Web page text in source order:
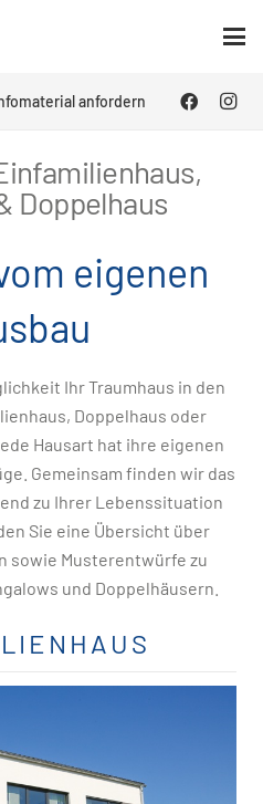
anfordern
Doppelhaus
eigenen
Ihr Traumhaus in den
Doppelhaus oder
Hausart hat ihre eigenen
Gemeinsam finden wir das
zu Ihrer Lebenssituation
Sie eine Übersicht über
sowie Musterentwürfe zu
und Doppelhäusern.